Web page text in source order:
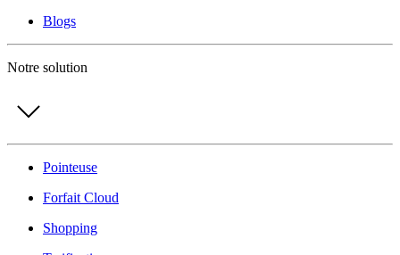
Blogs
Notre solution
Pointeuse
Forfait Cloud
Shopping